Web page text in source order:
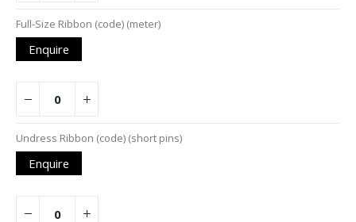
Full-Size Ribbon (code) (meter)
Enquire
Undress Ribbon (code) (short pins)
Enquire